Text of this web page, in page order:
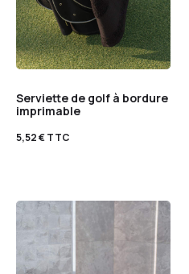
Serviette de golf à bordure
imprimable
5,52€TTC